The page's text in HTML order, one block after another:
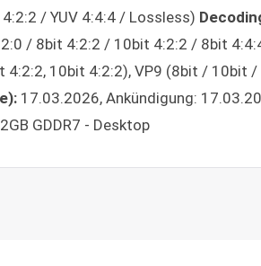
/ YUV 4:4:4 / Lossless)
/ 8bit 4:2:2 / 10bit 4:2:2 / 8bit
10bit 4:2:2), VP9 (8bit / 10bit /
17.03.2026, Ankündigung:
GDDR7 - Desktop